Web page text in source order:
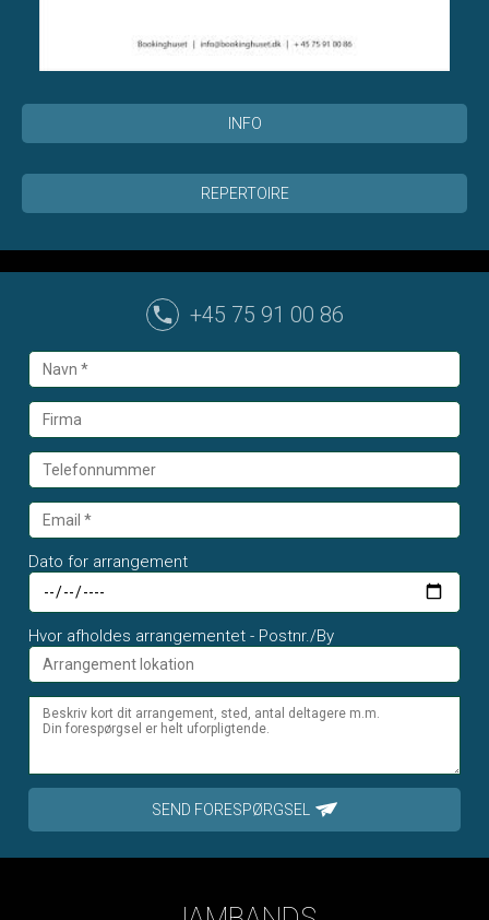
INFO
REPERTOIRE
+45 75 91 00 86
Dato for arrangement
Hvor afholdes arrangementet - Postnr./By
SEND FORESPØRGSEL